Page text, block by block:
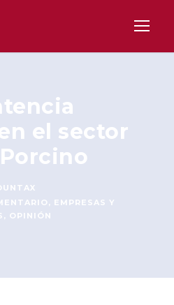
el sector
, EMPRESAS Y
, OPINIÓN